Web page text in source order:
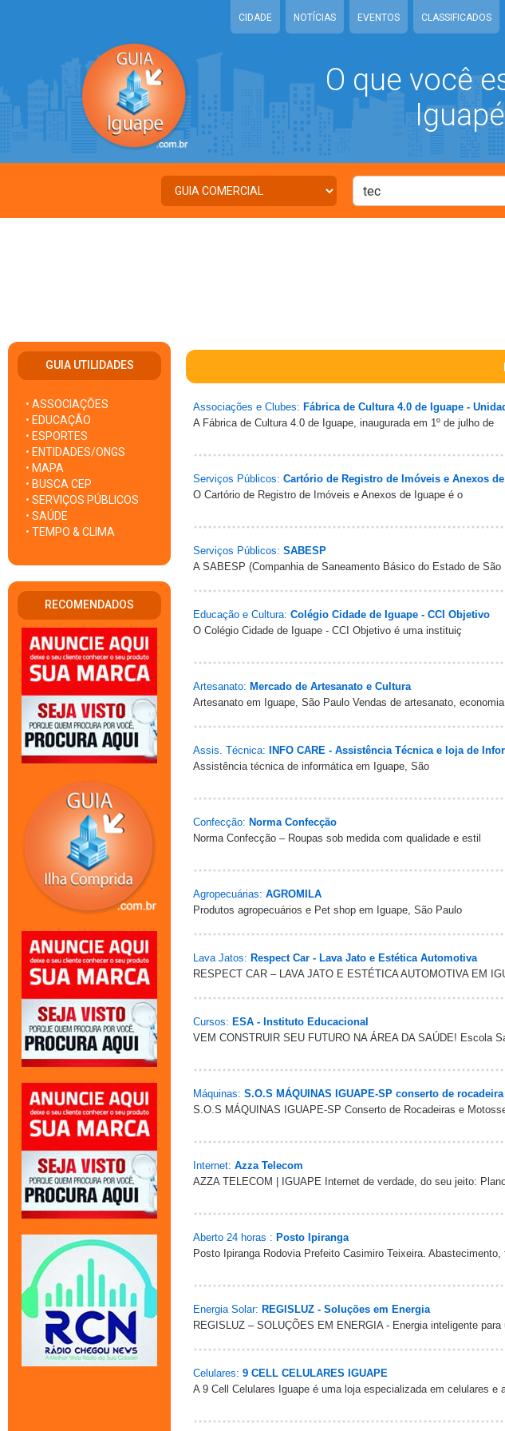
CIDADE NOTÍCIAS EVENTOS CLASSIFICADOS
O que você
GUIA UTILIDADES
• ASSOCIAÇÕES
• EDUCAÇÃO
• ESPORTES
• ENTIDADES/ONGS
• MAPA
• BUSCA CEP
• SERVIÇOS PÚBLICOS
• SAÚDE
• TEMPO & CLIMA
RECOMENDADOS
Associações e Clubes: Fábrica de Cultura 4.0 de Iguape -
A Fábrica de Cultura 4.0 de Iguape, inaugurada em 1º de julho de
Serviços Públicos: Cartório de Registro de Imóveis e Anexos
O Cartório de Registro de Imóveis e Anexos de Iguape é o
Serviços Públicos: SABESP
A SABESP (Companhia de Saneamento Básico do Estado de São
Educação e Cultura: Colégio Cidade de Iguape - CCI Objetivo
O Colégio Cidade de Iguape - CCI Objetivo é uma instituiç
Artesanato: Mercado de Artesanato e Cultura
Artesanato em Iguape, São Paulo Vendas de artesanato,
Assis. Técnica:
INFO CARE - Assistência Técnica e loja de
Assistência técnica de informática em Iguape, São
Confecção: Norma Confecção
Norma Confecção – Roupas sob medida com qualidade e estil
Agropecuárias: AGROMILA
Produtos agropecuários e Pet shop em Iguape, São Paulo
Lava Jatos: Respect Car - Lava Jato e Estética Automotiva
RESPECT CAR – LAVA JATO E ESTÉTICA AUTOMOTIVA EM
Cursos: ESA - Instituto Educacional
VEM CONSTRUIR SEU FUTURO NA ÁREA DA SAÚDE! Escola
Máquinas: S.O.S MÁQUINAS IGUAPE-SP conserto de
S.O.S MÁQUINAS IGUAPE-SP Conserto de Rocadeiras e
Internet: Azza Telecom
AZZA TELECOM | IGUAPE Internet de verdade, do seu jeito:
Aberto 24 horas : Posto Ipiranga
Posto Ipiranga Rodovia Prefeito Casimiro Teixeira. Abastecimento,
Energia Solar: REGISLUZ - Soluções em Energia
REGISLUZ – SOLUÇÕES EM ENERGIA - Energia inteligente
Celulares: 9 CELL CELULARES IGUAPE
A 9 Cell Celulares Iguape é uma loja especializada em celulares e